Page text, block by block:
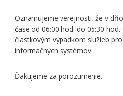
Oznamujeme verejnosti, že v
čase od 06:00 hod. do 06:30
čiastkovým výpadkom služieb
informačných systémov.
Ďakujeme za porozumenie.